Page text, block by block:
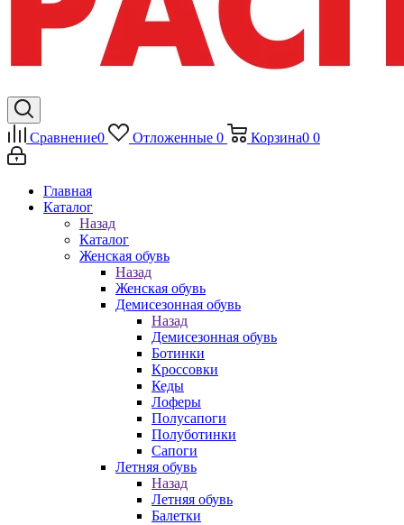
Сравнение0 Отложенные 0 Корзина0 0
Главная
Каталог
Назад
Каталог
Женская обувь
Назад
Женская обувь
Демисезонная обувь
Назад
Демисезонная обувь
Ботинки
Кроссовки
Кеды
Лоферы
Полусапоги
Полуботинки
Сапоги
Летняя обувь
Назад
Летняя обувь
Балетки